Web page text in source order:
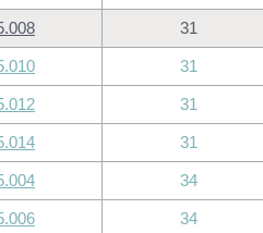
31
31
31
31
34
34